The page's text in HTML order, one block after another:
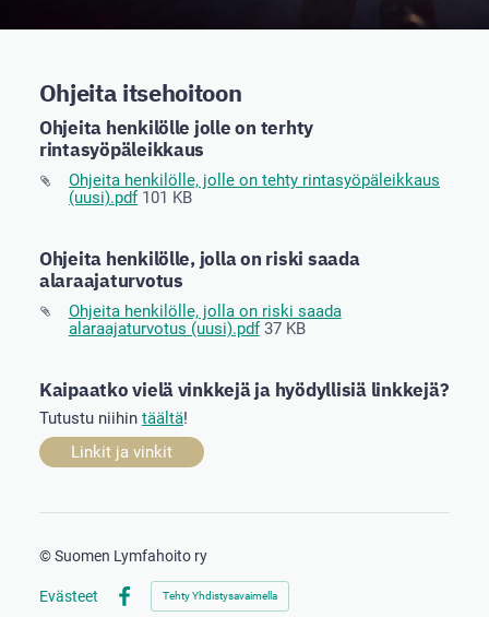
Ohjeita itsehoitoon
Ohjeita henkilölle jolle on terhty
rintasyöpäleikkaus
Ohjeita henkilölle, jolle on tehty rintasyöpäleikkaus
(uusi).pdf 101 KB
Ohjeita henkilölle, jolla on riski saada
alaraajaturvotus
Ohjeita henkilölle, jolla on riski saada
alaraajaturvotus (uusi).pdf 37 KB
Kaipaatko vielä vinkkejä ja hyödyllisiä linkkejä?
Tutustu niihin täältä!
Linkit ja vinkit
©Suomen Lymfahoito ry
Evästeet
Tehty Yhdistysavaimella